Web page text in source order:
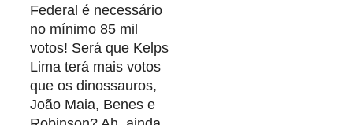
Federal é necessário
no mínimo 85 mil
votos! Será que Kelps
Lima terá mais votos
que os dinossauros,
João Maia, Benes e